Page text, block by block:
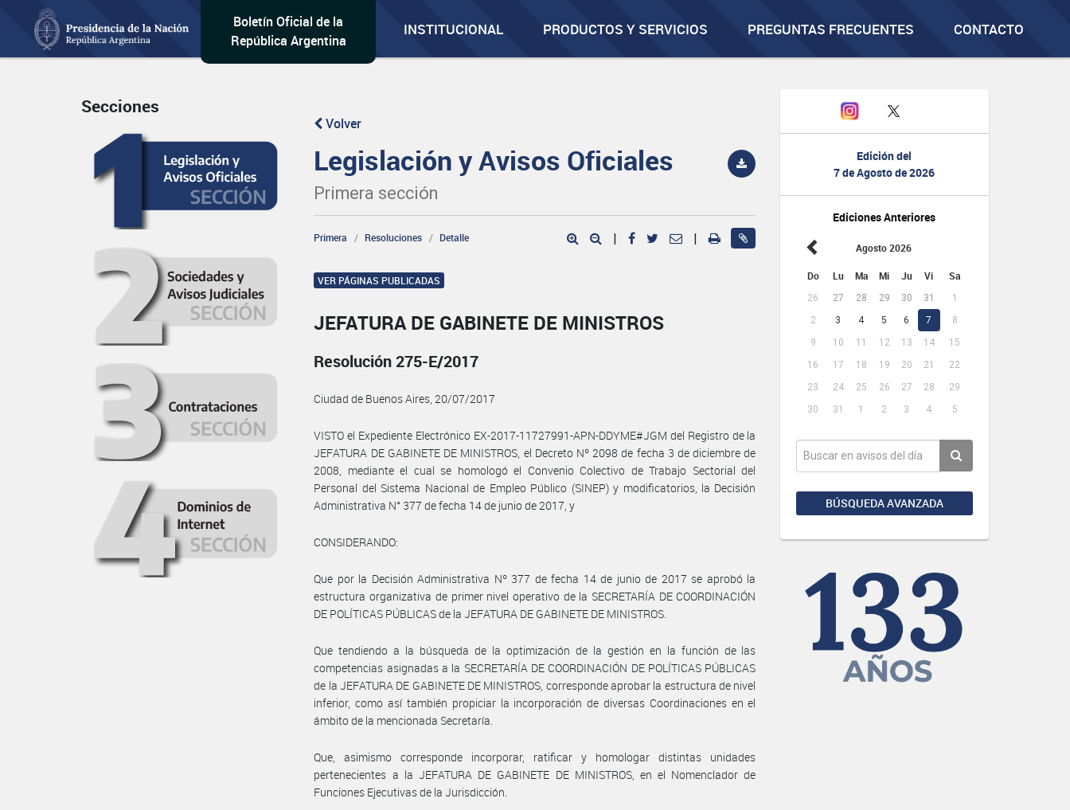
Boletín Oficial de la
República Argentina
INSTITUCIONAL PRODUCTOS Y SERVICIOS PREGUNTAS FRECUENTES CONTACTO
Edición del
7 de Agosto de 2026
Ediciones Anteriores
Agosto 2026
Do Lu Ma Mi Ju Vi Sa
26 27 28 29 30 31
1
2
3 4 5 6 7
8
9
10 11 12 13 14
15
16
17 18 19 20 21
22
23
24 25 26 27 28
29
30
31 1 2 3 4 5
BÚSQUEDA AVANZADA
Secciones
Volver
Legislación y Avisos Oficiales
Primera sección
Primera Resoluciones Detalle | |
VER PÁGINAS PUBLICADAS
JEFATURA DE GABINETE DE MINISTROS
Resolución 275-E/2017
Ciudad de Buenos Aires, 20/07/2017
VISTO el Expediente Electrónico EX-2017-11727991-APN-DDYME#JGM del Registro de la
JEFATURA DE GABINETE DE MINISTROS, el Decreto Nº 2098 de fecha 3 de diciembre de
2008, mediante el cual se homologó el Convenio Colectivo de Trabajo Sectorial del
Personal del Sistema Nacional de Empleo Público (SINEP) y modificatorios, la Decisión
Administrativa N° 377 de fecha 14 de junio de 2017, y
CONSIDERANDO:
Que por la Decisión Administrativa Nº 377 de fecha 14 de junio de 2017 se aprobó la
estructura organizativa de primer nivel operativo de la SECRETARÍA DE COORDINACIÓN
DE POLÍTICAS PÚBLICAS de la JEFATURA DE GABINETE DE MINISTROS.
Que tendiendo a la búsqueda de la optimización de la gestión en la función de las
competencias asignadas a la SECRETARÍA DE COORDINACIÓN DE POLÍTICAS PÚBLICAS
de la JEFATURA DE GABINETE DE MINISTROS, corresponde aprobar la estructura de nivel
inferior, como así también propiciar la incorporación de diversas Coordinaciones en el
ámbito de la mencionada Secretaría.
Que, asimismo corresponde incorporar, ratificar y homologar distintas unidades
pertenecientes a la JEFATURA DE GABINETE DE MINISTROS, en el Nomenclador de
Funciones Ejecutivas de la Jurisdicción.